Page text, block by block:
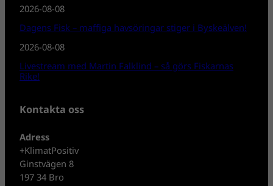
2026-08-08
Dagens Fisk – maffiga havsöringar stiger i Byskeälven!
2026-08-08
Livestream med Martin Falklind – så görs Fiskarnas
Rike!
Kontakta oss
Adress
+KlimatPositiv
Ginstvägen 8
197 34 Bro